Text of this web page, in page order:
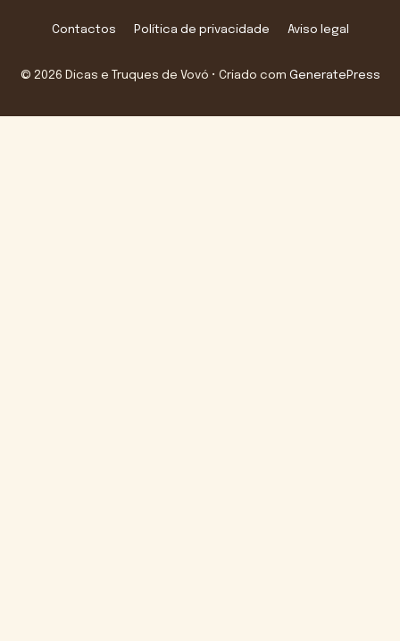
Contactos Política de privacidade Aviso legal
© 2026 Dicas e Truques de Vovó • Criado com GeneratePress